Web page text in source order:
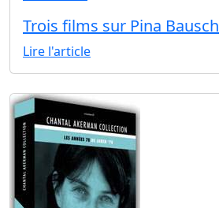
Trois films sur Pina Bausch
Lire l'article